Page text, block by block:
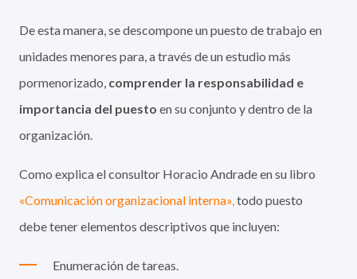
De esta manera, se descompone un puesto de trabajo en
unidades menores para, a través de un estudio más
pormenorizado, comprender la responsabilidad e
importancia del puesto en su conjunto y dentro de la
organización.
Como explica el consultor Horacio Andrade en su libro
«Comunicación organizacional interna»,todo puesto
debe tener elementos descriptivos que incluyen:
Enumeración de tareas.